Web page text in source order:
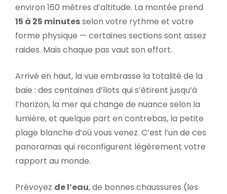
environ 160 mètres d’altitude. La montée prend
15 à 25 minutesselon votre rythme et votre
forme physique — certaines sections sont assez
raides. Mais chaque pas vaut son effort.
Arrivé en haut, la vue embrasse la totalité de la
baie : des centaines d’îlots qui s’étirent jusqu’à
l’horizon, la mer qui change de nuance selon la
lumière, et quelque part en contrebas, la petite
plage blanche d’où vous venez. C’est l’un de ces
panoramas qui reconfigurent légèrement votre
rapport au monde.
Prévoyez de l’eau, de bonnes chaussures (les